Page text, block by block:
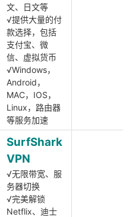
文、日文等
√提供大量的付
款选择，包括
支付宝、微
信、虚拟货币
√Windows，
Android，
MAC，IOS，
Linux，路由器
等服务加速
SurfShark
VPN
√无限带宽、服
务器切换
√完美解锁
Netflix、迪士